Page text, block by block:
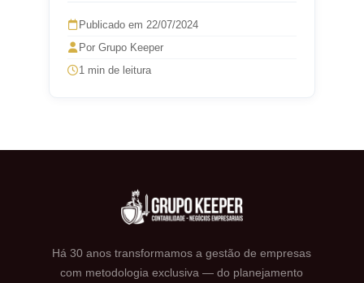
Publicado em 22/07/2024
Por Grupo Keeper
1 min de leitura
Há 30 anos transformamos a gestão de empresas
com metodologia exclusiva — do planejamento